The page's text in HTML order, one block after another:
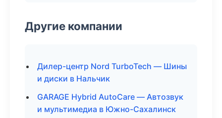
Другие компании
Дилер-центр Nord TurboTech — Шины
и диски в Нальчик
GARAGE Hybrid AutoCare — Автозвук
и мультимедиа в Южно-Сахалинск